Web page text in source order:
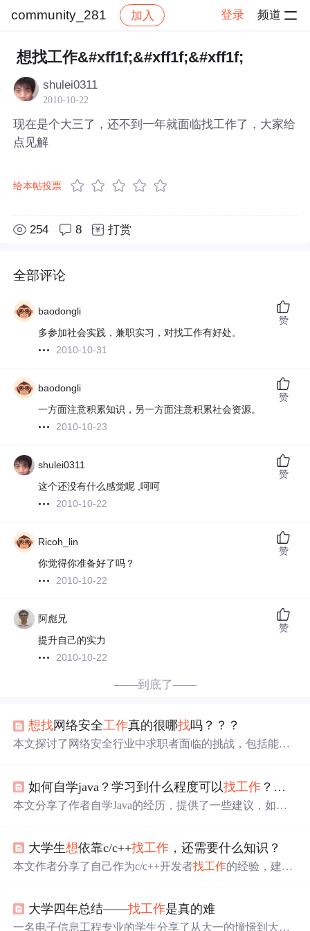
community_281 加入 登录 频道
社区 community_281 帖子详情
想找工作&#xff1f;&#xff1f;&#xff1f;
shulei0311
2010-10-22
现在是个大三了，还不到一年就面临找工作了，大家给
点见解
给本帖投票
254 8 打赏
全部评论
baodongli
多参加社会实践，兼职实习，对找工作有好处。
2010-10-31
赞
baodongli
一方面注意积累知识，另一方面注意积累社会资源。
2010-10-23
赞
shulei0311
这个还没有什么感觉呢 ,呵呵
2010-10-22
赞
Ricoh_lin
你觉得你准备好了吗？
2010-10-22
赞
阿彪兄
提升自己的实力
2010-10-22
赞
——到底了——
想找网络安全工作真的很哪找吗？？？
本文探讨了网络安全行业中求职者面临的挑战，包括能力
方法和资源，强调持之以恒的重要性。
如何自学java？学习到什么程度可以找工作 ？ 找
本文分享了作者自学Java的经历，提供了一些建议，如制
包括简历撰写和面试技巧。作者建议，尽管自学有挑战，
但有专业的指导能提高学习效率。
大学生想依靠c/c++找工作 ，还需要什么知识？
本文作者分享了自己作为c/c++开发者找工作的经验，建议
程书籍及操作系统、网络、数据库的相关课程，强调数据
结构和算法的重要性，并鼓励在校生广泛学习和刷oj来提
大学四年总结——找工作是真的难
一名电子信息工程专业的学生分享了从大一的憧憬到大四